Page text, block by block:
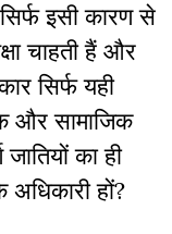
इसी कारण से
चाहती हैं और
सिर्फ यही
और सामाजिक
का ही
हों?